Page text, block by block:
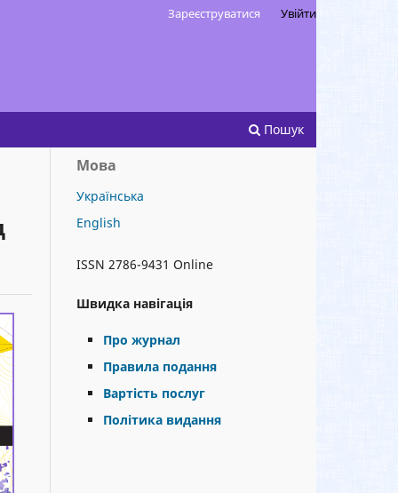
Пошук
Зареєструватися Увійти
Мова
Українська
English
ISSN 2786-9431 Online
Швидка навігація
Про журнал
Правила подання
Вартість послуг
Політика видання